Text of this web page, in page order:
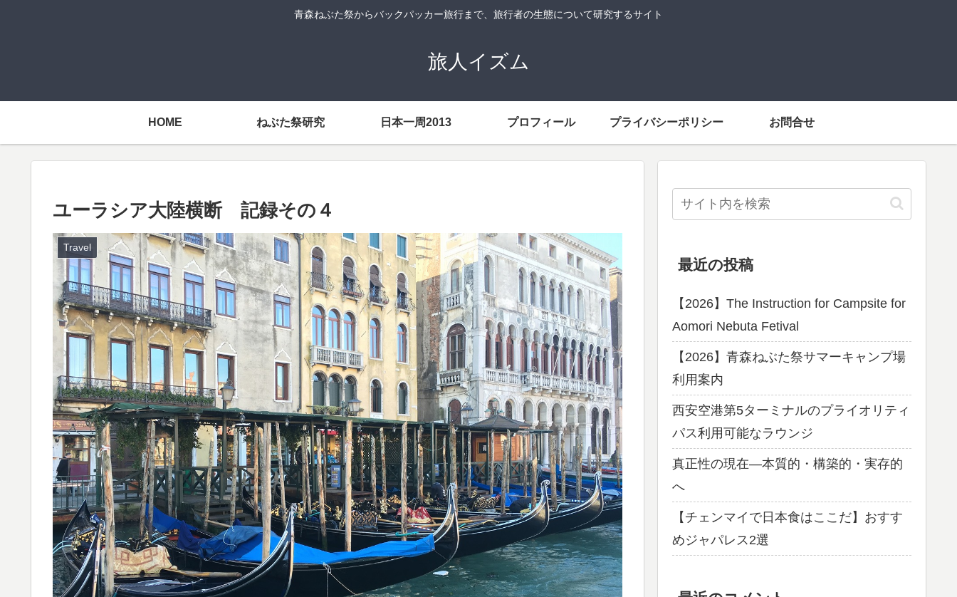
青森ねぶた祭からバックパッカー旅行まで、旅行者の生態について研究するサイト
旅人イズム
HOME ねぶた祭研究 日本一周2013 プロフィール プライバシーポリシー お問合せ
ユーラシア大陸横断 記録その４
Travel
最近の投稿
【2026】The Instruction for Campsite for
Aomori Nebuta Fetival
【2026】青森ねぶた祭サマーキャンプ場
利用案内
西安空港第5ターミナルのプライオリティ
パス利用可能なラウンジ
真正性の現在―本質的・構築的・実存的
へ
【チェンマイで日本食はここだ】おすす
めジャパレス2選